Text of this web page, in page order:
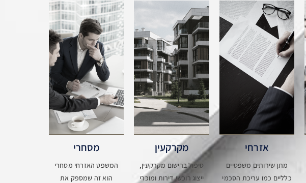
אזרחי
מתן שירותים משפטיים
כלליים כמו עריכת הסכמי
מקרקעין
טיפול ברישום מקרקעין,
ייצוג רוכשי דירות ומוכרי
מסחרי
המשפט האזרחי מסחרי
הוא זה שמספק את